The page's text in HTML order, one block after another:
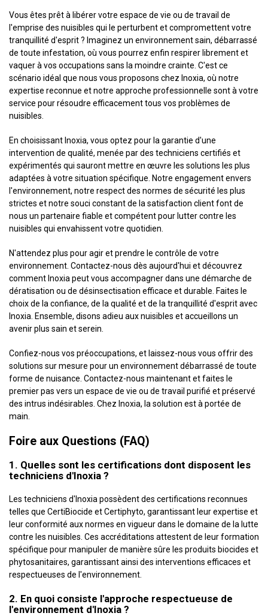
Vous êtes prêt à libérer votre espace de vie ou de travail de
l'emprise des nuisibles qui le perturbent et compromettent votre
tranquillité d'esprit ? Imaginez un environnement sain, débarrassé
de toute infestation, où vous pourrez enfin respirer librement et
vaquer à vos occupations sans la moindre crainte. C'est ce
scénario idéal que nous vous proposons chez Inoxia, où notre
expertise reconnue et notre approche professionnelle sont à votre
service pour résoudre efficacement tous vos problèmes de
nuisibles.
En choisissant Inoxia, vous optez pour la garantie d'une
intervention de qualité, menée par des techniciens certifiés et
expérimentés qui sauront mettre en œuvre les solutions les plus
adaptées à votre situation spécifique. Notre engagement envers
l'environnement, notre respect des normes de sécurité les plus
strictes et notre souci constant de la satisfaction client font de
nous un partenaire fiable et compétent pour lutter contre les
nuisibles qui envahissent votre quotidien.
N'attendez plus pour agir et prendre le contrôle de votre
environnement. Contactez-nous dès aujourd'hui et découvrez
comment Inoxia peut vous accompagner dans une démarche de
dératisation ou de désinsectisation efficace et durable. Faites le
choix de la confiance, de la qualité et de la tranquillité d'esprit avec
Inoxia. Ensemble, disons adieu aux nuisibles et accueillons un
avenir plus sain et serein.
Confiez-nous vos préoccupations, et laissez-nous vous offrir des
solutions sur mesure pour un environnement débarrassé de toute
forme de nuisance. Contactez-nous maintenant et faites le
premier pas vers un espace de vie ou de travail purifié et préservé
des intrus indésirables. Chez Inoxia, la solution est à portée de
main.
Foire aux Questions (FAQ)
1. Quelles sont les certifications dont disposent les
techniciens d'Inoxia ?
Les techniciens d'Inoxia possèdent des certifications reconnues
telles que CertiBiocide et Certiphyto, garantissant leur expertise et
leur conformité aux normes en vigueur dans le domaine de la lutte
contre les nuisibles. Ces accréditations attestent de leur formation
spécifique pour manipuler de manière sûre les produits biocides et
phytosanitaires, garantissant ainsi des interventions efficaces et
respectueuses de l'environnement.
2. En quoi consiste l'approche respectueuse de
l'environnement d'Inoxia ?